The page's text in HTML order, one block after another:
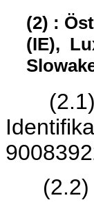
(2) :
(IE),
(2.1)
(2.2)